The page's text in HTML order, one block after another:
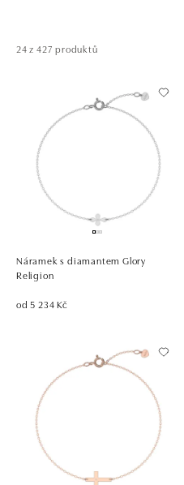
24 z 427 produktů
Náramek s diamantem Glory
Religion
od 5 234 Kč